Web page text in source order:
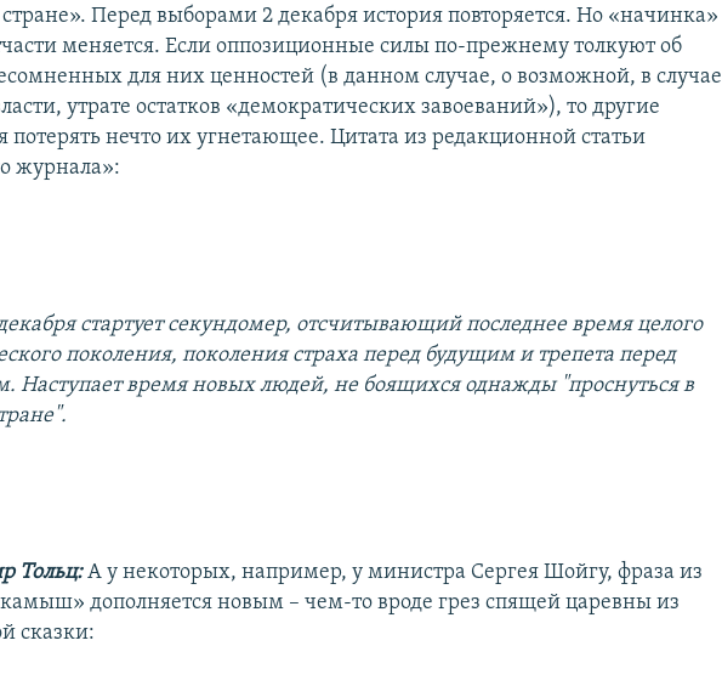
стране». Перед выборами 2 декабря история повторяется. Но «начинка»
меняется. Если оппозиционные силы по-прежнему толкуют об
для них ценностей (в данном случае, о возможной, в случае
утрате остатков «демократических завоеваний»), то другие
потерять нечто их угнетающее. Цитата из редакционной статьи
журнала»:
стартует секундомер, отсчитывающий последнее время целого
поколения, поколения страха перед будущим и трепета перед
Наступает время новых людей, не боящихся однажды "проснуться в
Тольц:А у некоторых, например, у министра Сергея Шойгу, фраза из
дополняется новым – чем-то вроде грез спящей царевны из
сказки: